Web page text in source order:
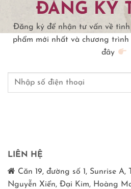
ĐĂNG KÝ
Đăng ký để nhận tư vấn về
phẩm mới nhất và chương
đây
LIÊN HỆ
Căn 19, đường số 1, Sunrise
Nguyễn Xiển, Đại Kim, Hoàng